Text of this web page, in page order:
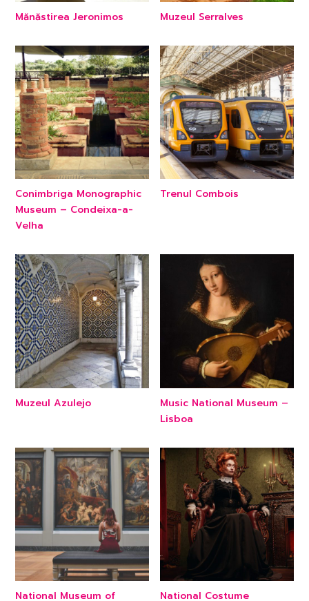
Mănăstirea Jeronimos Muzeul Serralves
Conimbriga Monographic
Museum – Condeixa-a-
Velha
Trenul Combois
Muzeul Azulejo
Music National Museum –
Lisboa
National Museum of National Costume